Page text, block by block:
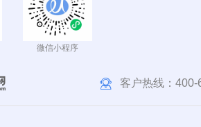
微信小程序
客户热线： 400-